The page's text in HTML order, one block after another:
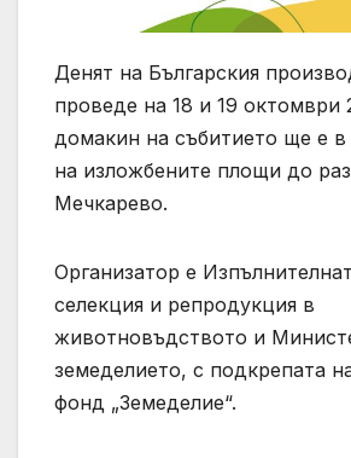
Денят на Българския
проведе на 18 и 19 октомври
домакин на събитието ще е в
на изложбените площи до
Мечкарево.
Организатор е
селекция и репродукция в
животновъдството и
земеделието, с подкрепата
фонд „Земеделие“.